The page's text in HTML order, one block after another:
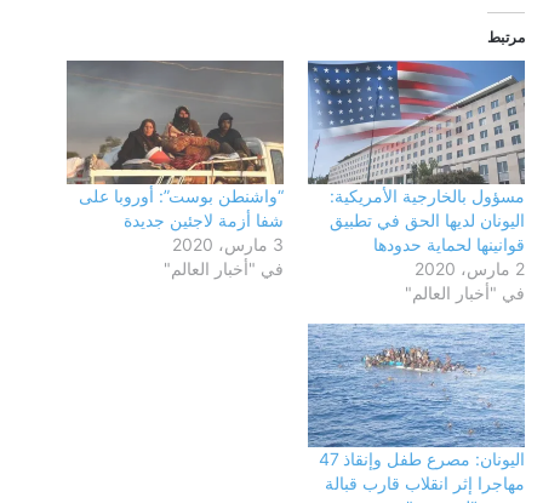
مرتبط
مسؤول بالخارجية الأمريكية:
اليونان لديها الحق في تطبيق
قوانينها لحماية حدودها
2 مارس، 2020
في "أخبار العالم"
“واشنطن بوست”: أوروبا على
شفا أزمة لاجئين جديدة
3 مارس، 2020
في "أخبار العالم"
اليونان: مصرع طفل وإنقاذ 47
مهاجرا إثر انقلاب قارب قبالة